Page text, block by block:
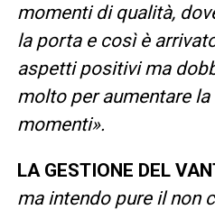
momenti di qualità,
la porta e così è
aspetti positivi ma
molto per aumentare
momenti».
LA GESTIONE DEL
ma intendo pure il non